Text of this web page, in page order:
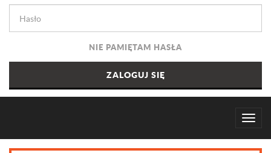
NIE PAMIĘTAM HASŁA